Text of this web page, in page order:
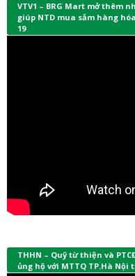
VTV1 – BRG Mart mở thêm
giúp NTD mua sắm hàng
19
THHN – Quỹ từ thiện và
ủng hộ với MTTQ TP.Hà Nội